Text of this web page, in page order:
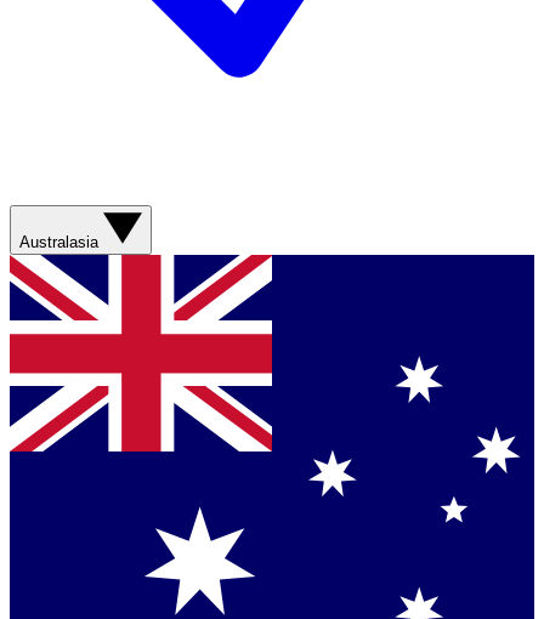
Australasia